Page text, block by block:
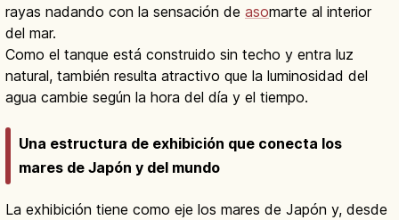
rayas nadando con la sensación de asomarte al interior
del mar.
Como el tanque está construido sin techo y entra luz
natural, también resulta atractivo que la luminosidad del
agua cambie según la hora del día y el tiempo.
Una estructura de exhibición que conecta los
mares de Japón y del mundo
La exhibición tiene como eje los mares de Japón y, desde